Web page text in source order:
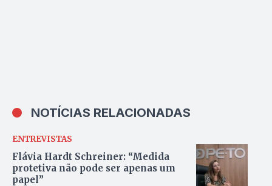
NOTÍCIAS RELACIONADAS
ENTREVISTAS
Flávia Hardt Schreiner: “Medida
protetiva não pode ser apenas um
papel”